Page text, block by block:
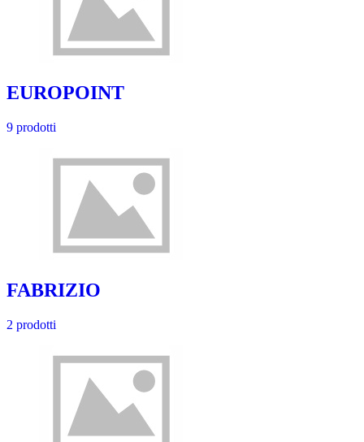
EUROPOINT
9 prodotti
FABRIZIO
2 prodotti